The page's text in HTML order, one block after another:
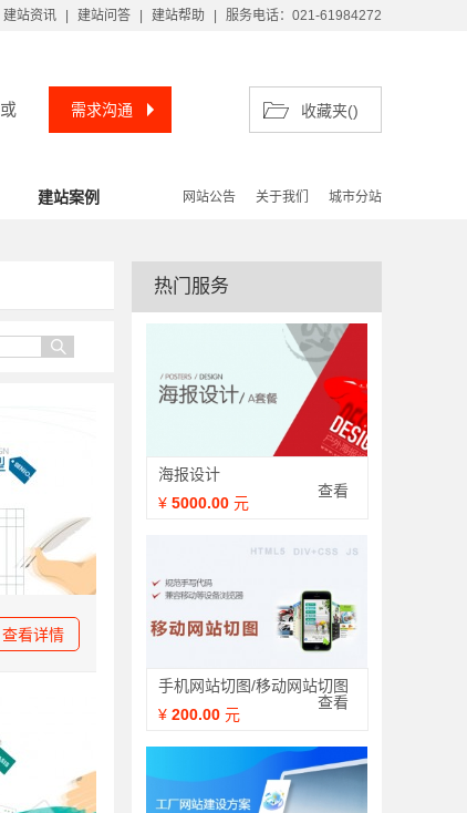
建站资讯 建站问答 建站帮助 服务电话：021-61984272
或 需求沟通 收藏夹()
建站案例 网站公告 关于我们 城市分站
查看详情
热门服务
海报设计
¥ 5000.00 元
查看
手机网站切图/移动网站切图
¥ 200.00 元
查看